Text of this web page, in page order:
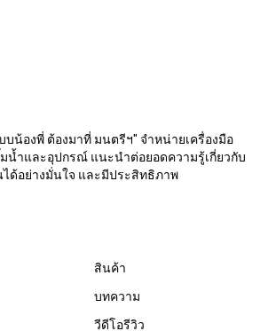
น้องพี่ ต้องมาที่ มนตรีฯ" จำหน่ายเครื่องมือ
มน้ำและอุปกรณ์ แนะนำต่อยอดความรู้เกี่ยวกับ
ด้อย่างมั่นใจ และมีประสิทธิภาพ
สินค้า
บทความ
วีดีโอรีวิว